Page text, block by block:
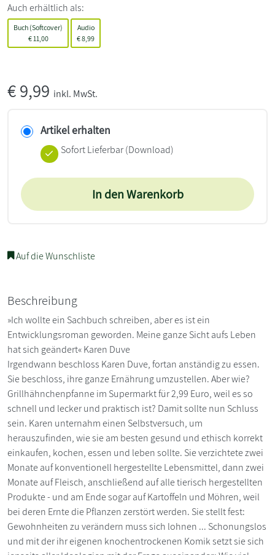
Auch erhältlich als:
Buch (Softcover)
€11,00
Audio
€8,99
€9,99 inkl. MwSt.
Artikel erhalten
Sofort Lieferbar (Download)
In den Warenkorb
Auf die Wunschliste
Beschreibung
»Ich wollte ein Sachbuch schreiben, aber es ist ein
Entwicklungsroman geworden. Meine ganze Sicht aufs Leben
hat sich geändert« Karen Duve
Irgendwann beschloss Karen Duve, fortan anständig zu essen.
Sie beschloss, ihre ganze Ernährung umzustellen. Aber wie?
Grillhähnchenpfanne im Supermarkt für 2,99 Euro, weil es so
schnell und lecker und praktisch ist? Damit sollte nun Schluss
sein. Karen unternahm einen Selbstversuch, um
herauszufinden, wie sie am besten gesund und ethisch korrekt
einkaufen, kochen, essen und leben sollte. Sie verzichtete zwei
Monate auf konventionell hergestellte Lebensmittel, dann zwei
Monate auf Fleisch, anschließend auf alle tierisch hergestellten
Produkte - und am Ende sogar auf Kartoffeln und Möhren, weil
bei deren Ernte die Pflanzen zerstört werden. Sie stellt fest:
Gewohnheiten zu verändern muss sich lohnen ... Schonungslos
und mit der ihr eigenen knochentrockenen Komik setzt sie sich